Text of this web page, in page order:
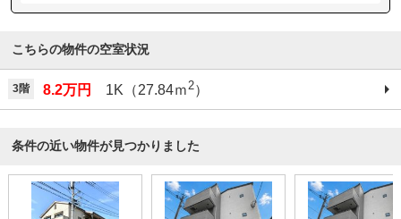
こちらの物件の空室状況
3階 8.2万円 1K（27.84ｍ2）
条件の近い物件が見つかりました